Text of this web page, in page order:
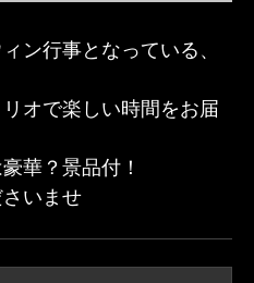
ン行事となっている、
オで楽しい時間をお届
華？景品付！
いませ